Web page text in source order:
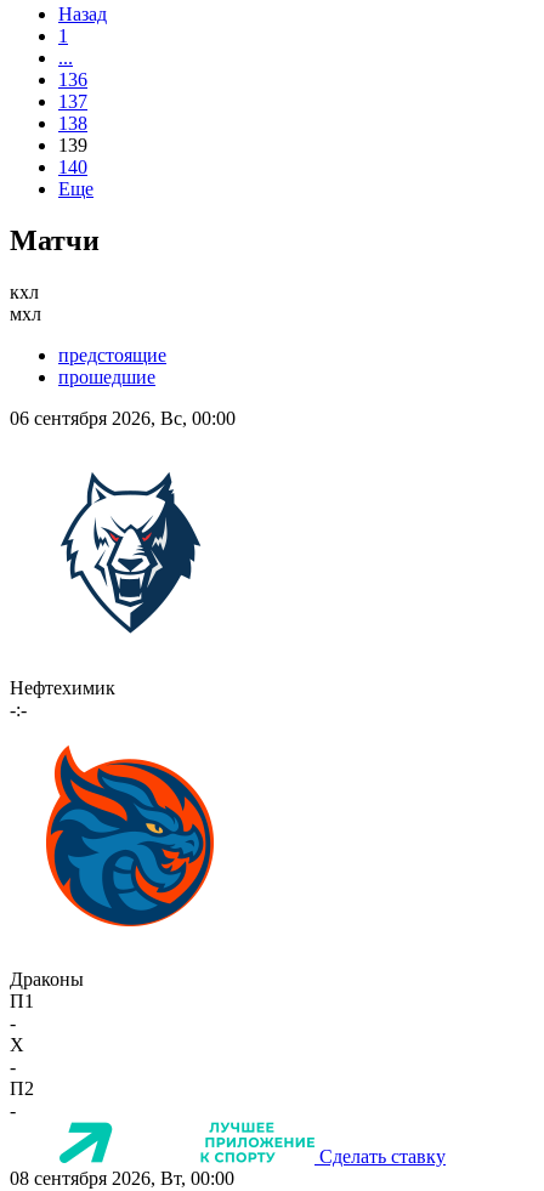
Назад
1
...
136
137
138
139
140
Еще
Матчи
кхл
мхл
предстоящие
прошедшие
06 сентября 2026, Вс, 00:00
Нефтехимик
-:-
Драконы
П1
-
X
-
П2
-
Сделать ставку
08 сентября 2026, Вт, 00:00